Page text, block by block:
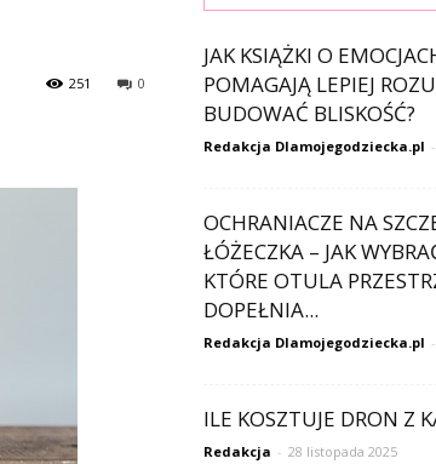
0
251
JAK KSIĄŻKI O
POMAGAJĄ LEPIEJ
BUDOWAĆ BLISKOŚĆ?
Redakcja Dlamojegodziecka.pl -
OCHRANIACZE NA
ŁÓŻECZKA – JAK
KTÓRE OTULA
DOPEŁNIA...
Redakcja Dlamojegodziecka.pl -
ILE KOSZTUJE DRON Z
Redakcja - 28 listopada 2025